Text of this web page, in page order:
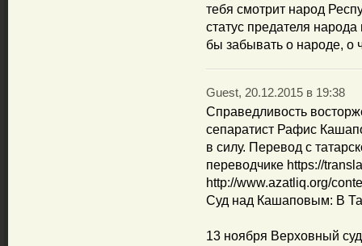
тебя смотрит народ
статус предателя
бы забывать о народе, о
Guest, 20.12.2015 в 19:38
Справедливость
сепаратист Рафис
в силу. Перевод с
переводчике https://
http://www.azatliq.org/
Суд над Кашаповым: В
13 ноября Верховный